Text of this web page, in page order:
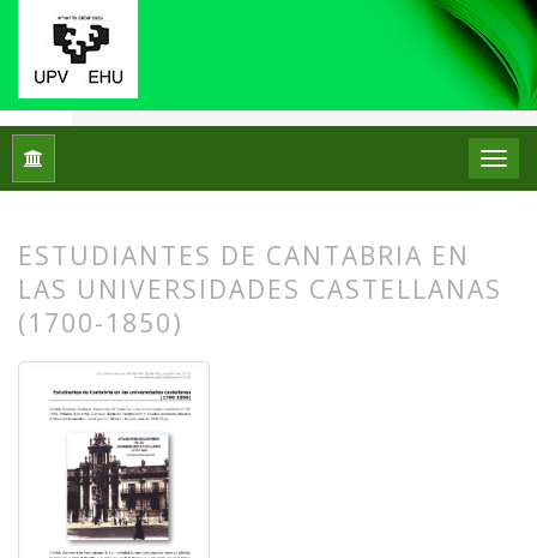
Inicio Reseñas bibliográficas
ESTUDIANTES DE CANTABRIA EN
LAS UNIVERSIDADES CASTELLANAS
(1700-1850)